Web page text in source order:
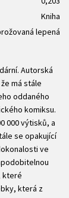
Kniha
lepená
Autorská
má stále
oddaného
komiksu.
000 výtisků, a
se opakující
ve
které
která z